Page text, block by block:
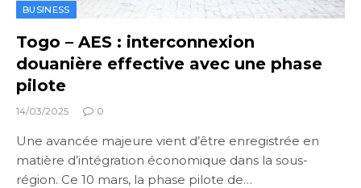
BUSINESS
Togo – AES : interconnexion
douanière effective avec une phase
pilote
14/03/2025 0
Une avancée majeure vient d’être enregistrée en
matière d’intégration économique dans la sous-
région. Ce 10 mars, la phase pilote de…